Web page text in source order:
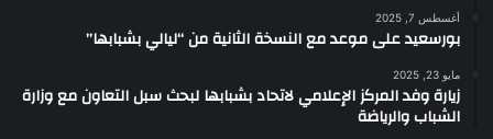
أغسطس 7, 2025
بورسعيد على موعد مع النسخة الثانية من “ليالي بشبابها”
مايو 23, 2025
زيارة وفد المركز الإعلامي لاتحاد بشبابها لبحث سبل التعاون مع وزارة
الشباب والرياضة